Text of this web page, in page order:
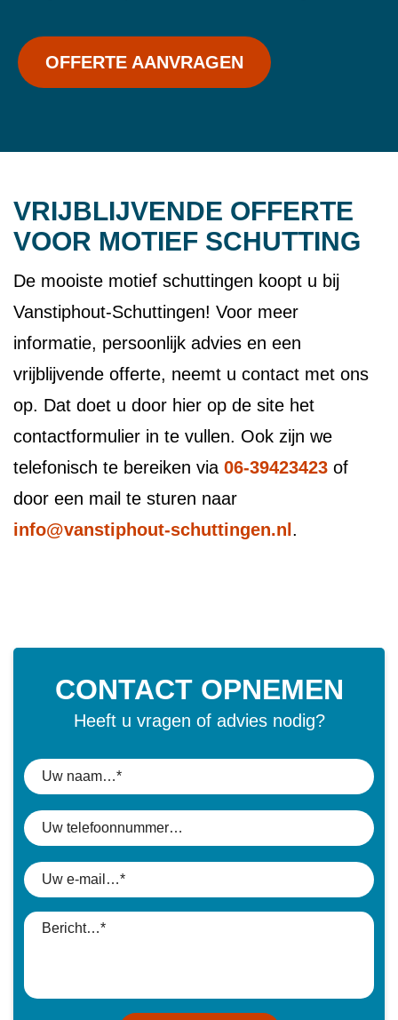
OFFERTE AANVRAGEN
VRIJBLIJVENDE OFFERTE
VOOR MOTIEF SCHUTTING
De mooiste motief schuttingen koopt u bij
Vanstiphout-Schuttingen! Voor meer
informatie, persoonlijk advies en een
vrijblijvende offerte, neemt u contact met ons
op. Dat doet u door hier op de site het
contactformulier in te vullen. Ook zijn we
telefonisch te bereiken via 06-39423423 of
door een mail te sturen naar
info@vanstiphout-schuttingen.nl .
CONTACT OPNEMEN
Heeft u vragen of advies nodig?